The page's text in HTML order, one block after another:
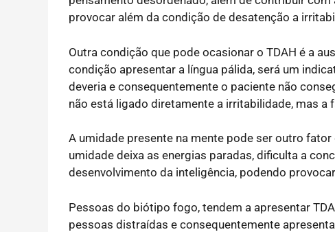
provocar além da condição de desatenção a
Outra condição que pode ocasionar o TDAH é a
condição apresentar a língua pálida, será um
deveria e consequentemente o paciente não
não está ligado diretamente a irritabilidade, mas
A umidade presente na mente pode ser outro
umidade deixa as energias paradas, dificulta a
desenvolvimento da inteligência, podendo
Pessoas do biótipo fogo, tendem a apresentar
pessoas distraídas e consequentemente